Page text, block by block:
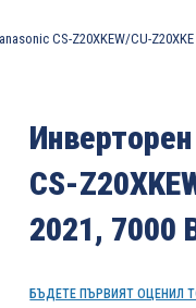
CS-Z20XKEW/CU-
CS-
2021, 7000
БЪДЕТЕ ПЪРВИЯТ ОЦЕНИЛ